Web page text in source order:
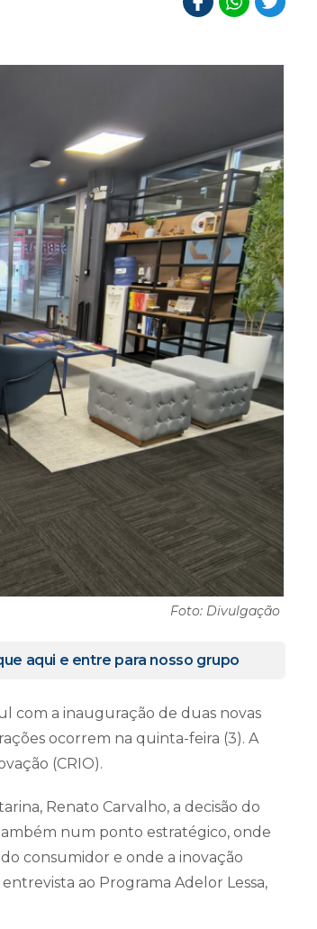
Foto: Divulgação
aqui e entre para nosso grupo
com a inauguração de duas novas
ocorrem na quinta-feira (3). A
(CRIO).
Renato Carvalho, a decisão do
num ponto estratégico, onde
consumidor e onde a inovação
ao Programa Adelor Lessa,